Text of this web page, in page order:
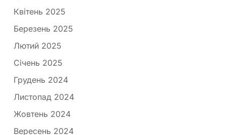
Квітень 2025
Березень 2025
Лютий 2025
Січень 2025
Грудень 2024
Листопад 2024
Жовтень 2024
Вересень 2024